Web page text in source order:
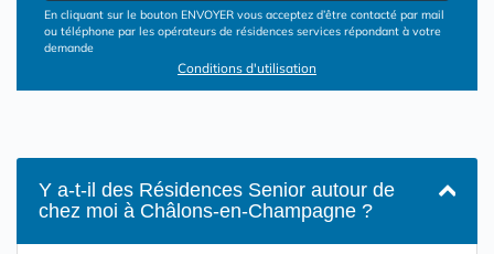
En cliquant sur le bouton ENVOYER vous acceptez d’être contacté par mail
ou téléphone par les opérateurs de résidences services répondant à votre
demande
Conditions d'utilisation
Y a-t-il des Résidences Senior autour de
chez moi à Châlons-en-Champagne ?